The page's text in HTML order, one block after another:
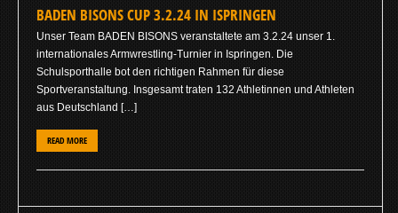
BADEN BISONS CUP 3.2.24 IN ISPRINGEN
Unser Team BADEN BISONS veranstaltete am 3.2.24 unser 1.
internationales Armwrestling-Turnier in Ispringen. Die
Schulsporthalle bot den richtigen Rahmen für diese
Sportveranstaltung. Insgesamt traten 132 Athletinnen und Athleten
aus Deutschland […]
READ MORE